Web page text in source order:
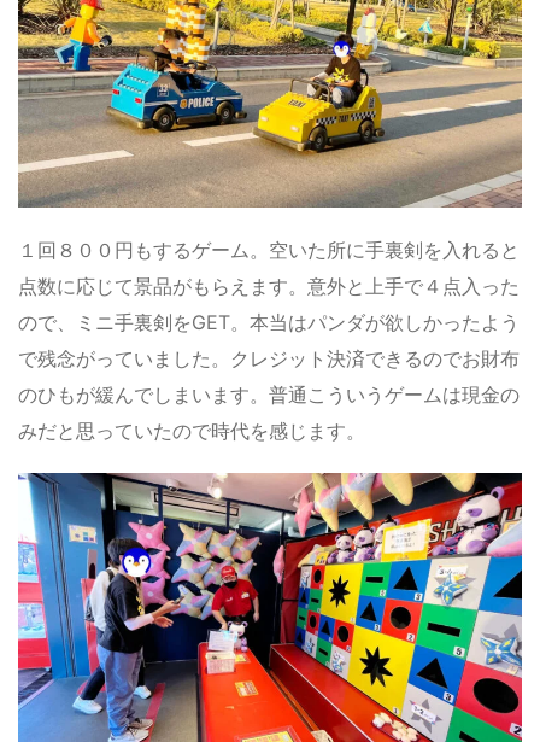
１回８００円もするゲーム。空いた所に手裏剣を入れると
点数に応じて景品がもらえます。意外と上手で４点入った
ので、ミニ手裏剣をGET。本当はパンダが欲しかったよう
で残念がっていました。クレジット決済できるのでお財布
のひもが緩んでしまいます。普通こういうゲームは現金の
みだと思っていたので時代を感じます。